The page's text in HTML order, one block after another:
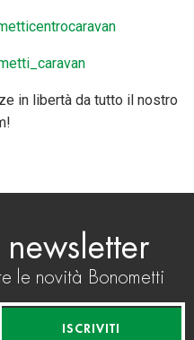
in libertà da tutto il nostro
le novità Bonometti
ISCRIVITI